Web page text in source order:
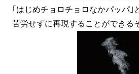
｢はじめチョロチョロなかパッパ｣
苦労せずに再現することができる